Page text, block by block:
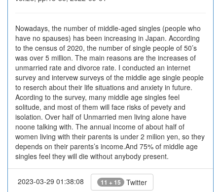
Nowadays, the number of middle-aged singles (people who
have no spauses) has been increasing in Japan. According
to the census of 2020, the number of single people of 50’s
was over 5 million. The main reasons are the increases of
unmarried rate and divorce rate. I conducted an internet
survey and intervew surveys of the middle age single people
to reserch about their life situations and anxiety in future.
Acording to the survey, many middle age singles feel
solitude, and most of them will face risks of pevety and
isolation. Over half of Unmarried men living alone have
noone talking with. The annual income of about half of
women living with their parents is under 2 milion yen, so they
depends on their parents’s income.And 75% of middle age
singles feel they will die without anybody present.
2023-03-29 01:38:08 11 + 15 Twitter